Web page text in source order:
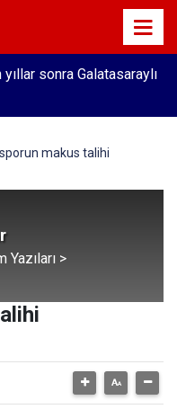
sonra Galatasaraylı
makus talihi
Yazıları >